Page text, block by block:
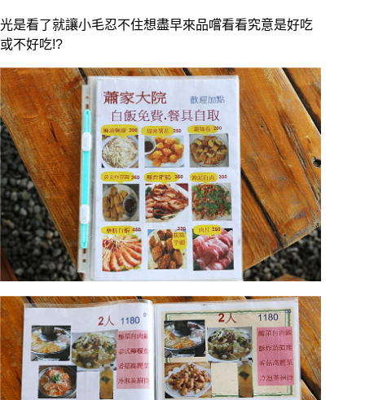
光是看了就讓小毛忍不住想盡早來品嚐看看究意是好吃
或不好吃!?